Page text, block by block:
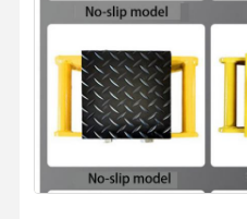
Kraan-pulleyblok
Grepen
Kraan
Motor- en remversnellingen